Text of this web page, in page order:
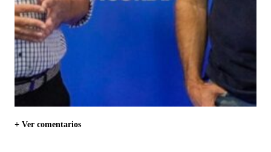
+ Ver comentarios